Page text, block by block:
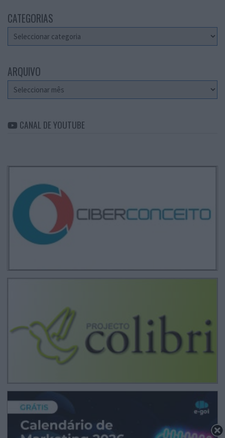
CATEGORIAS
Categorias
ARQUIVO
Arquivo
CANAL DE YOUTUBE